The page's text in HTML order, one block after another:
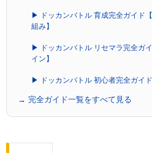
▶ ドッカンバトル 育成完全ガイド
組み】
▶ ドッカンバトル リセマラ完全ガ
イン】
▶ ドッカンバトル 初心者完全ガイ
→ 完全ガイド一覧をすべて見る